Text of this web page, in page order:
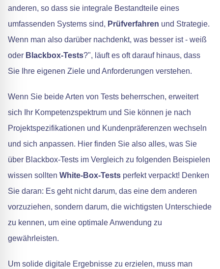
anderen, so dass sie integrale Bestandteile eines
umfassenden Systems sind, Prüfverfahren und Strategie.
Wenn man also darüber nachdenkt, was besser ist - weiß
oder Blackbox-Tests?", läuft es oft darauf hinaus, dass
Sie Ihre eigenen Ziele und Anforderungen verstehen.
Wenn Sie beide Arten von Tests beherrschen, erweitert
sich Ihr Kompetenzspektrum und Sie können je nach
Projektspezifikationen und Kundenpräferenzen wechseln
und sich anpassen. Hier finden Sie also alles, was Sie
über Blackbox-Tests im Vergleich zu folgenden Beispielen
wissen sollten White-Box-Tests perfekt verpackt! Denken
Sie daran: Es geht nicht darum, das eine dem anderen
vorzuziehen, sondern darum, die wichtigsten Unterschiede
zu kennen, um eine optimale Anwendung zu
gewährleisten.
Um solide digitale Ergebnisse zu erzielen, muss man